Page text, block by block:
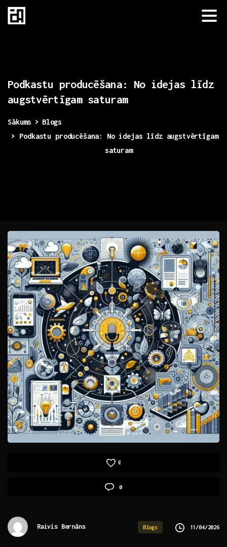
Podkastu producēšana: No idejas līdz
augstvērtīgam saturam
Sākums
Blogs
Podkastu producēšana: No idejas līdz augstvērtīgam
saturam
0
0
Raivis Bernāns Blogs 11/04/2026